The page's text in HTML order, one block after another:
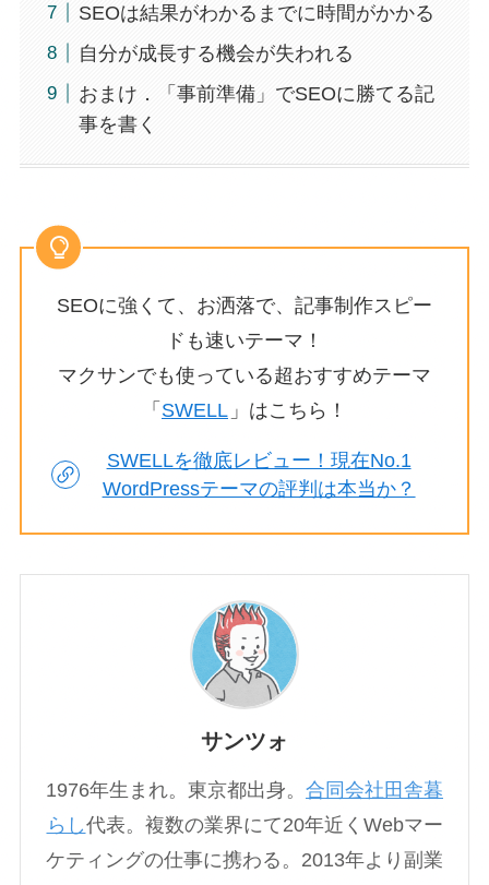
SEOは結果がわかるまでに時間がかかる
自分が成長する機会が失われる
おまけ．「事前準備」でSEOに勝てる記
事を書く
SEOに強くて、お洒落で、記事制作スピー
ドも速いテーマ！
マクサンでも使っている超おすすめテーマ
「 SWELL 」はこちら！
SWELLを徹底レビュー！現在No.1
WordPressテーマの評判は本当か？
サンツォ
1976年生まれ。東京都出身。 合同会社田舎暮
らし代表。複数の業界にて20年近くWebマー
ケティングの仕事に携わる。2013年より副業